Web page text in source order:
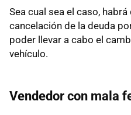
Sea cual sea el caso,
cancelación de la deuda
poder llevar a cabo el
vehículo.
Vendedor con mala